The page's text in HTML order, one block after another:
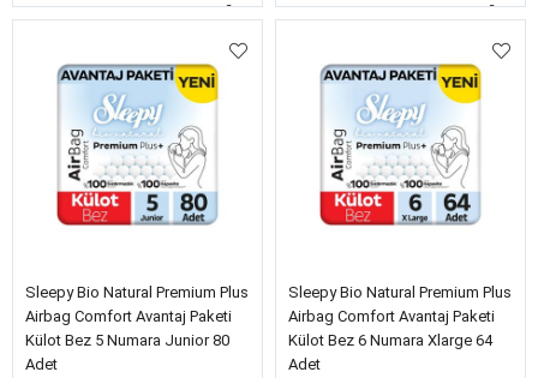
Sleepy Bio Natural Premium Plus
Airbag Comfort Avantaj Paketi
Külot Bez 5 Numara Junior 80
Adet
Sleepy Bio Natural Premium Plus
Airbag Comfort Avantaj Paketi
Külot Bez 6 Numara Xlarge 64
Adet